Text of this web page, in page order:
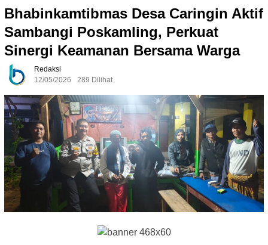
Bhabinkamtibmas Desa Caringin Aktif
Sambangi Poskamling, Perkuat
Sinergi Keamanan Bersama Warga
Redaksi
12/05/2026
289 Dilihat